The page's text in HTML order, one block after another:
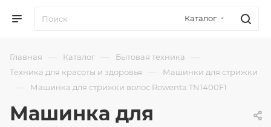
Каталог
Главная — Каталог — Бытовая техника —
Техника для красоты и здоровья — Машинки для стрижки
— Машинка для стрижки волос Rowenta TN1400F1
Машинка для